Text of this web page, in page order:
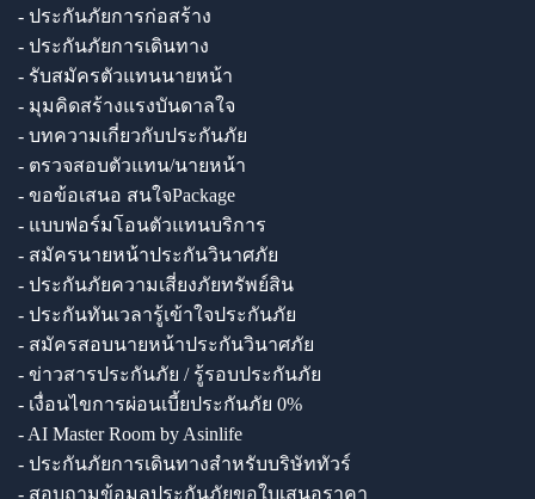
- ประกันภัยการก่อสร้าง
- ประกันภัยการเดินทาง
- รับสมัครตัวแทนนายหน้า
- มุมคิดสร้างแรงบันดาลใจ
- บทความเกี่ยวกับประกันภัย
- ตรวจสอบตัวแทน/นายหน้า
- ขอข้อเสนอ สนใจPackage
- แบบฟอร์มโอนตัวแทนบริการ
- สมัครนายหน้าประกันวินาศภัย
- ประกันภัยความเสี่ยงภัยทรัพย์สิน
- ประกันทันเวลารู้เข้าใจประกันภัย
- สมัครสอบนายหน้าประกันวินาศภัย
- ข่าวสารประกันภัย / รู้รอบประกันภัย
- เงื่อนไขการผ่อนเบี้ยประกันภัย 0%
- AI Master Room by Asinlife
- ประกันภัยการเดินทางสำหรับบริษัททัวร์
- สอบถามข้อมูลประกันภัยขอใบเสนอราคา